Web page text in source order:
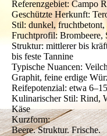
Referenzgebiet: Campo
Geschützte Herkunft:
Stil: dunkel,
Fruchtprofil: Brombeere,
Struktur: mittlerer bis
bis feste Tannine
Typische Nuancen:
Graphit, feine erdige
Reifepotenzial: etwa
Kulinarischer Stil: Rind,
Käse
Kurzform:
Beere. Struktur. Frische.